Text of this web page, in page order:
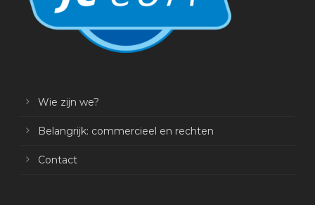
Wie zijn we?
Belangrijk: commercieel en rechten
Contact